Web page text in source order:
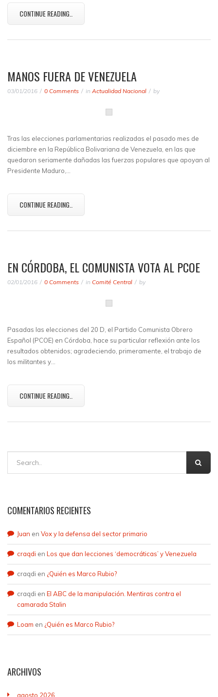
CONTINUE READING..
MANOS FUERA DE VENEZUELA
03/01/2016 0 Comments in Actualidad Nacional by
Tras las elecciones parlamentarias realizadas el pasado mes de
diciembre en la República Bolivariana de Venezuela, en las que
quedaron seriamente dañadas las fuerzas populares que apoyan al
Presidente Maduro,…
CONTINUE READING..
EN CÓRDOBA, EL COMUNISTA VOTA AL PCOE
02/01/2016 0 Comments in Comité Central by
Pasadas las elecciones del 20 D, el Partido Comunista Obrero
Español (PCOE) en Córdoba, hace su particular reflexión ante los
resultados obtenidos; agradeciendo, primeramente, el trabajo de
los militantes y…
CONTINUE READING..
COMENTARIOS RECIENTES
Juan en Vox y la defensa del sector primario
craqdi en Los que dan lecciones ‘democráticas’ y Venezuela
craqdi en ¿Quién es Marco Rubio?
craqdi en El ABC de la manipulación. Mentiras contra el
camarada Stalin
Loam en ¿Quién es Marco Rubio?
ARCHIVOS
agosto 2026